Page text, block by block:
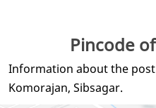
Pincode
Information about the
Komorajan, Sibsagar.